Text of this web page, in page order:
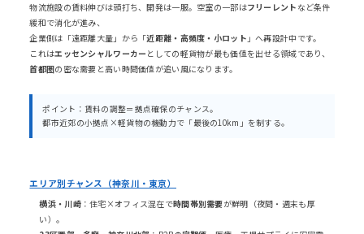
物流施設の賃料伸びは頭打ち、開発は一服。空室の一部はフリーレント など条件
緩和で消化が進み、
企業側は「遠距離大量」から「近距離・高頻度・小ロット 」へ再設計中です。
これはエッセンシャルワーカー としての軽貨物が最も価値を出せる領域であり、
首都圏の密な需要と高い時間価値が追い風になります。
ポイント：賃料の調整＝拠点確保のチャンス。
都市近郊の小拠点×軽貨物の機動力で「最後の10km」を制する。
エリア別チャンス（神奈川・東京）
横浜・川崎：住宅×オフィス混在で時間帯別需要が鮮明（夜間・週末も厚
い）。